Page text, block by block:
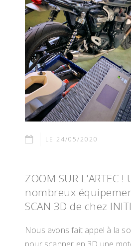
LE 24/05/2020
ZOOM SUR L'ARTEC !
nombreux
SCAN 3D de chez
Nous avons fait appel à la